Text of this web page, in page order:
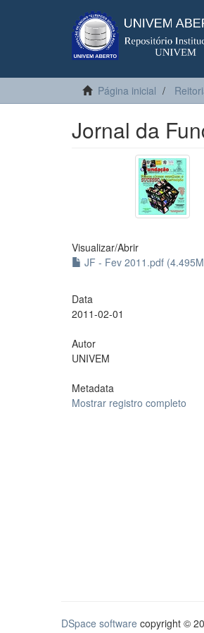
Página inicial
Jornal da
Visualizar/Abrir
JF - Fev 2011.pdf
Data
2011-02-01
Autor
UNIVEM
Metadata
Mostrar registro completo
DSpace software copyright ©